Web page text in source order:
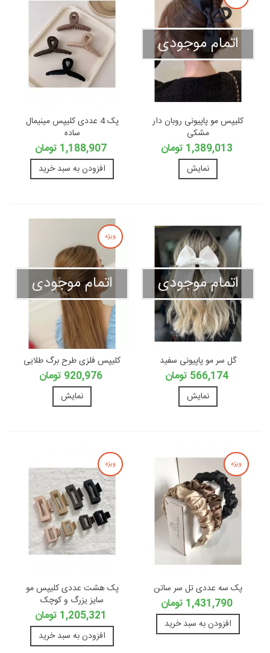
اتمام موجودی
کلیپس مو پاپیونی روبان دار
مشکی
1,389,013 تومان
نمایش
پک 4 عددی کلیپس مینیمال
ساده
1,188,907 تومان
افزودن به سبد خرید
اتمام موجودی
گل سر مو پاپیونی سفید
566,174 تومان
نمایش
ویژه
اتمام موجودی
کلیپس فلزی طرح برگ طلایی
920,976 تومان
نمایش
ویژه
پک سه عددی تل سر ساتن
1,431,790 تومان
افزودن به سبد خرید
ویژه
پک هشت عددی کلیپس مو
سایز یزرگ و کوچک
1,205,321 تومان
افزودن به سبد خرید